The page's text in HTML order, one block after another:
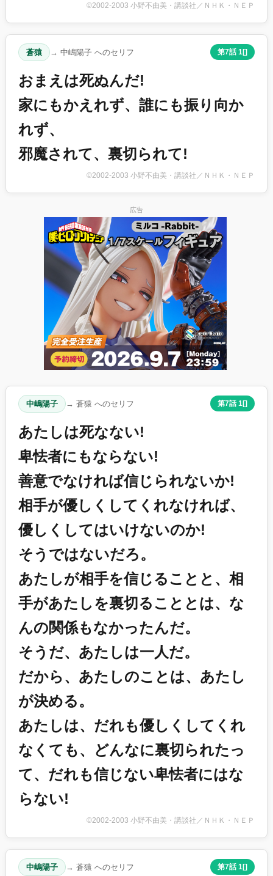
©2002-2003 小野不由美・講談社／ＮＨＫ・ＮＥＰ
蒼猿 → 中嶋陽子 へのセリフ 第7話 1[]
おまえは死ぬんだ!
家にもかえれず、誰にも振り向か
れず、
邪魔されて、裏切られて!
©2002-2003 小野不由美・講談社／ＮＨＫ・ＮＥＰ
広告
中嶋陽子 → 蒼猿 へのセリフ 第7話 1[]
あたしは死なない!
卑怯者にもならない!
善意でなければ信じられないか!
相手が優しくしてくれなければ、
優しくしてはいけないのか!
そうではないだろ。
あたしが相手を信じることと、相
手があたしを裏切ることとは、な
んの関係もなかったんだ。
そうだ、あたしは一人だ。
だから、あたしのことは、あたし
が決める。
あたしは、だれも優しくしてくれ
なくても、どんなに裏切られたっ
て、だれも信じない卑怯者にはな
らない!
©2002-2003 小野不由美・講談社／ＮＨＫ・ＮＥＰ
中嶋陽子 → 蒼猿 へのセリフ 第7話 1[]